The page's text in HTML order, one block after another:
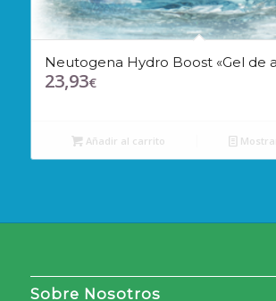
Neutogena Hydro Boost «Gel de
23,93€
Añadir al carrito
Sobre Nosotros